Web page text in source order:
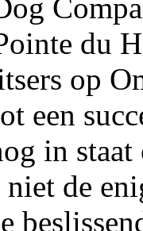
du
op
een
in
de